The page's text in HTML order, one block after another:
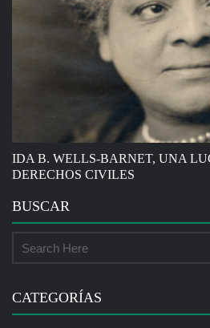
IDA B. WELLS-BARNET, UNA
DERECHOS CIVILES
BUSCAR
CATEGORÍAS